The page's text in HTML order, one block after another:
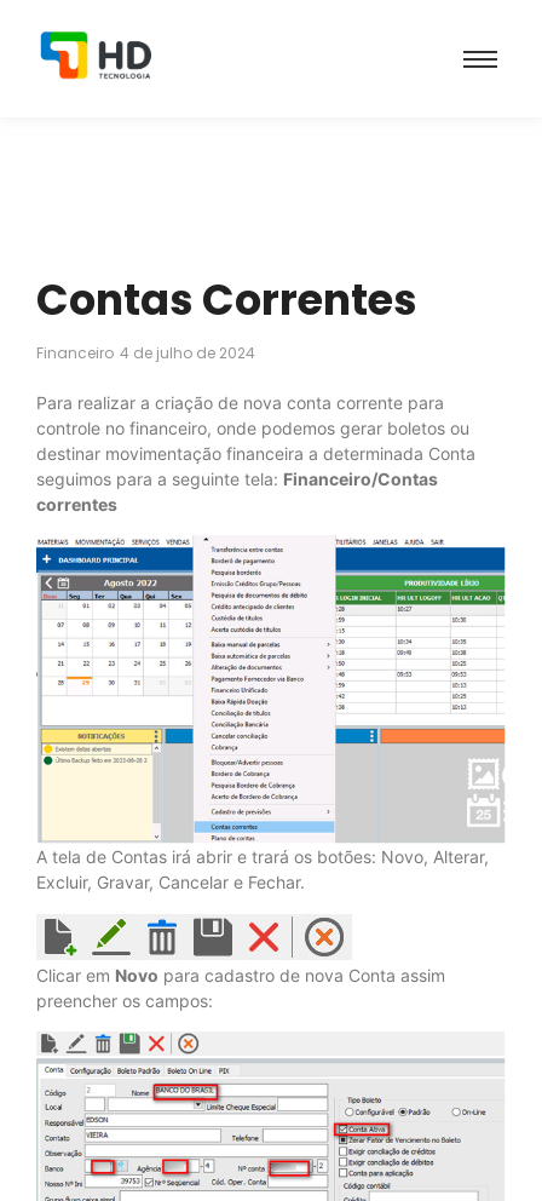
Contas Correntes
Financeiro 4 de julho de 2024
Para realizar a criação de nova conta corrente para
controle no financeiro, onde podemos gerar boletos ou
destinar movimentação financeira a determinada Conta
seguimos para a seguinte tela: Financeiro/Contas
correntes
A tela de Contas irá abrir e trará os botões: Novo, Alterar,
Excluir, Gravar, Cancelar e Fechar.
Clicar em Novo para cadastro de nova Conta assim
preencher os campos: